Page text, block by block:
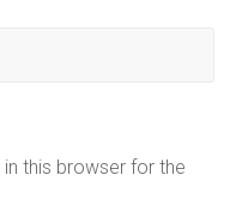
this browser for the